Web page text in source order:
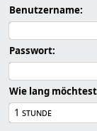
Benutzername:
Passwort:
Wie lang